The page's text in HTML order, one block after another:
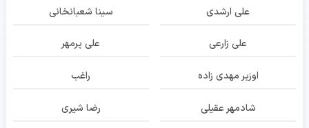
علی ارشدی سینا شعبانخانی
علی زارعی علی پرمهر
اوزیر مهدی زاده راغب
شادمهر عقیلی رضا شیری